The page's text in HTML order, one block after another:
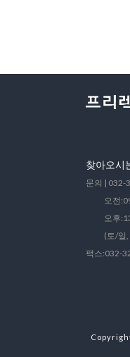
찾아오시
문의 | 032-
오전
오후
(토/일,
팩스:032-